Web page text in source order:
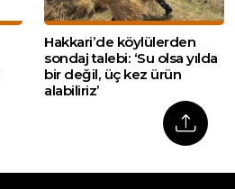
Hakkari’de köylülerden
sondaj talebi: ‘Su olsa yılda
bir değil, üç kez ürün
alabiliriz’